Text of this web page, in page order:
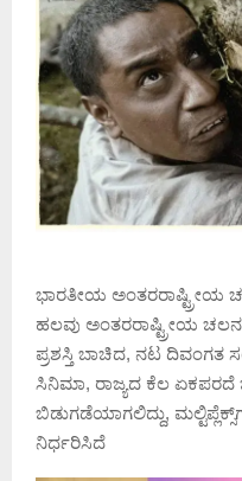
ಭಾರತೀಯ ಅಂತರರಾಷ್ಟ್ರೀಯ
ಹಲವು ಅಂತರರಾಷ್ಟ್ರೀಯ
ಪ್ರಶಸ್ತಿ ಬಾಚಿದ, ನಟ
ಸಿನಿಮಾ, ರಾಜ್ಯದ ಕೆಲ ಏಕಪರದೆ
ಬಿಡುಗಡೆಯಾಗಲಿದ್ದು,
ನಿರ್ಧರಿಸಿದೆ